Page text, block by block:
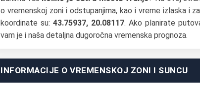
o vremenskoj zoni i odstupanjima, kao i vreme izlaska i
koordinate su: 43.75937, 20.08117. Ako planirate
vam je i naša detaljna dugoročna vremenska prognoza.
INFORMACIJE O VREMENSKOJ ZONI I SUNCU